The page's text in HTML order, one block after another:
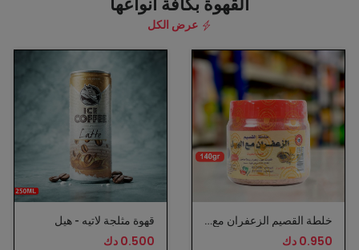
القهوة بكافة انواعها
عرض الكل
خلطة القصيم الزعفران مع الهيل
0.950 دك
قهوة مثلجة لاتيه - هيل
0.500 دك